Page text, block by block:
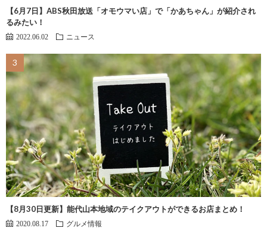
【6月7日】ABS秋田放送「オモウマい店」で「かあちゃん」が紹介され
るみたい！
2022.06.02 ニュース
【8月30日更新】能代山本地域のテイクアウトができるお店まとめ！
2020.08.17 グルメ情報